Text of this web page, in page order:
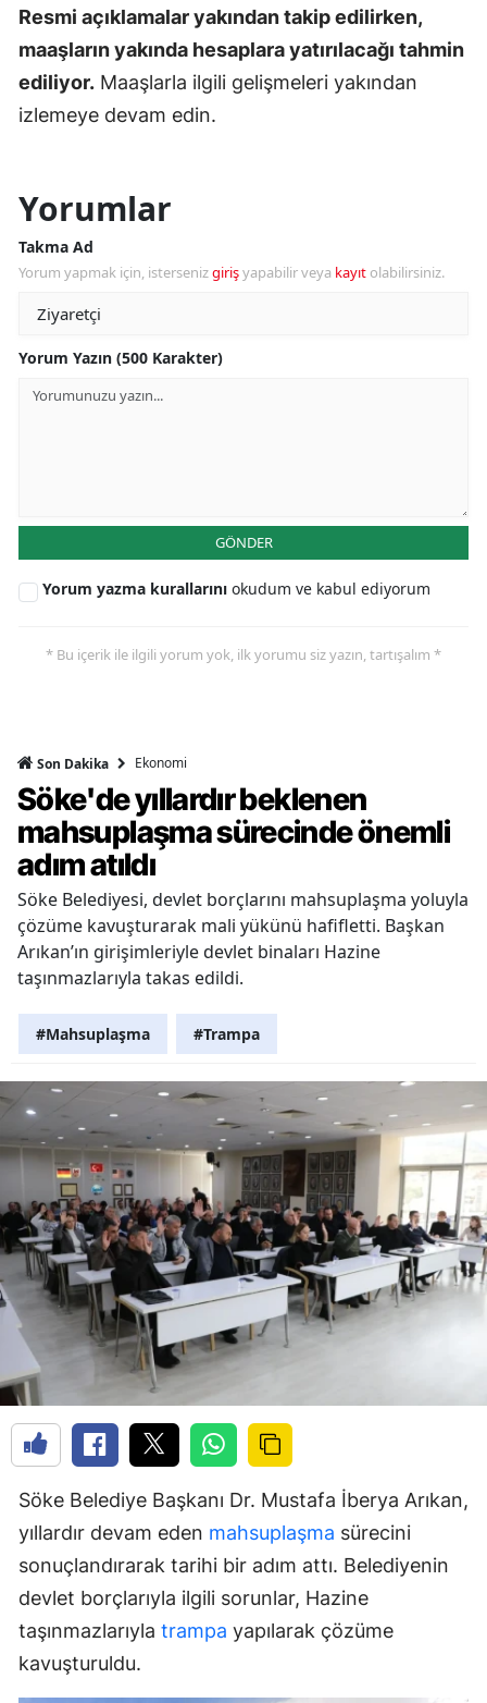
Resmi açıklamalar yakından takip edilirken,
maaşların yakında hesaplara yatırılacağı tahmin
ediliyor. Maaşlarla ilgili gelişmeleri yakından
izlemeye devam edin.
Yorumlar
Takma Ad
Yorum yapmak için, istersenizgirişyapabilir veya kayıt olabilirsiniz.
Yorum Yazın (500 Karakter)
GÖNDER
Yorum yazma kurallarını okudum ve kabul ediyorum
* Bu içerik ile ilgili yorum yok, ilk yorumu siz yazın, tartışalım *
Son Dakika Ekonomi
Söke'de yıllardır beklenen
mahsuplaşma sürecinde önemli
adım atıldı
Söke Belediyesi, devlet borçlarını mahsuplaşma yoluyla
çözüme kavuşturarak mali yükünü hafifletti. Başkan
Arıkan’ın girişimleriyle devlet binaları Hazine
taşınmazlarıyla takas edildi.
#Mahsuplaşma #Trampa
Söke Belediye Başkanı Dr. Mustafa İberya Arıkan,
yıllardır devam eden mahsuplaşma sürecini
sonuçlandırarak tarihi bir adım attı. Belediyenin
devlet borçlarıyla ilgili sorunlar, Hazine
taşınmazlarıyla trampa yapılarak çözüme
kavuşturuldu.